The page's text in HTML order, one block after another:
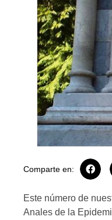
Comparte en:
Este número de
Anales de la